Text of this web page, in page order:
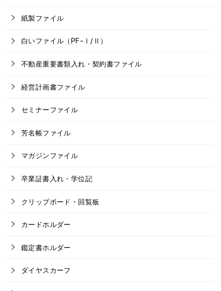
紙製ファイル
白いファイル（PF-Ⅰ/Ⅱ）
不動産重要書類入れ・契約書ファイル
経営計画書ファイル
セミナーファイル
芳名帳ファイル
マガジンファイル
卒業証書入れ・学位記
クリップボード・回覧板
カードホルダー
鑑定書ホルダー
ダイヤスカーフ